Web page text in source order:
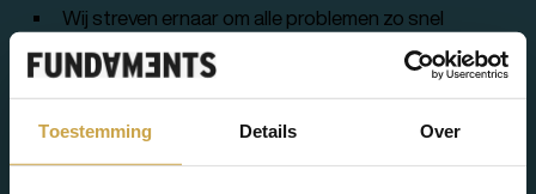
Toestemming Details Over
Wij streven ernaar om alle problemen zo snel
mogelijk op te lossen en wij worden graag
betrokken bij een eventuele publicatie over het
Als u zich aan bovenstaande voorwaarden heeft
gehouden zullen wij geen juridische stappen tegen